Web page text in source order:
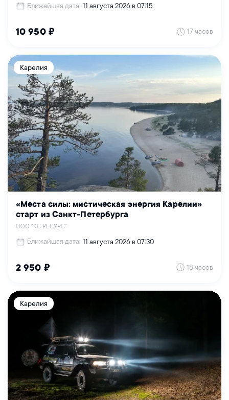
Ближайшая дата: 11 августа 2026 в 07:15
10 950 ₽ 17 часов
Карелия
«Места силы: мистическая энергия Карелии»
старт из Санкт-Петербурга
ООО "КС РЕСУРС"
Ближайшая дата: 11 августа 2026 в 07:30
2 950 ₽ 18 часов
Карелия